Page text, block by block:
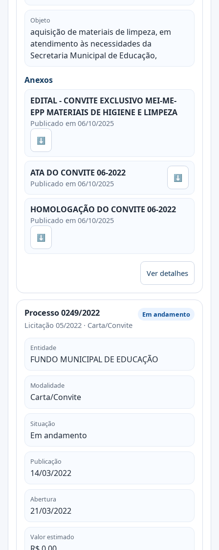
Objeto
aquisição de materiais de limpeza, em
atendimento às necessidades da
Secretaria Municipal de Educação,
Anexos
EDITAL - CONVITE EXCLUSIVO MEI-ME-
EPP MATERIAIS DE HIGIENE E LIMPEZA
Publicado em 06/10/2025
⬇
ATA DO CONVITE 06-2022
Publicado em 06/10/2025
⬇
HOMOLOGAÇÃO DO CONVITE 06-2022
Publicado em 06/10/2025
⬇
Ver detalhes
Processo 0249/2022
Licitação 05/2022 · Carta/Convite
Em andamento
Entidade
FUNDO MUNICIPAL DE EDUCAÇÃO
Modalidade
Carta/Convite
Situação
Em andamento
Publicação
14/03/2022
Abertura
21/03/2022
Valor estimado